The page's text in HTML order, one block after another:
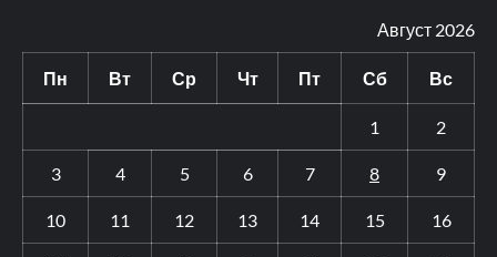
Август 2026
Пн Вт Ср Чт Пт Сб Вс
1 2
3 4 5 6 7 8 9
10 11 12 13 14 15 16